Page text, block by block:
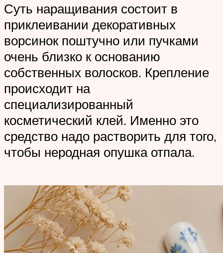
Суть наращивания состоит в
приклеивании декоративных
ворсинок поштучно или пучками
очень близко к основанию
собственных волосков. Крепление
происходит на
специализированный
косметический клей. Именно это
средство надо растворить для того,
чтобы неродная опушка отпала.